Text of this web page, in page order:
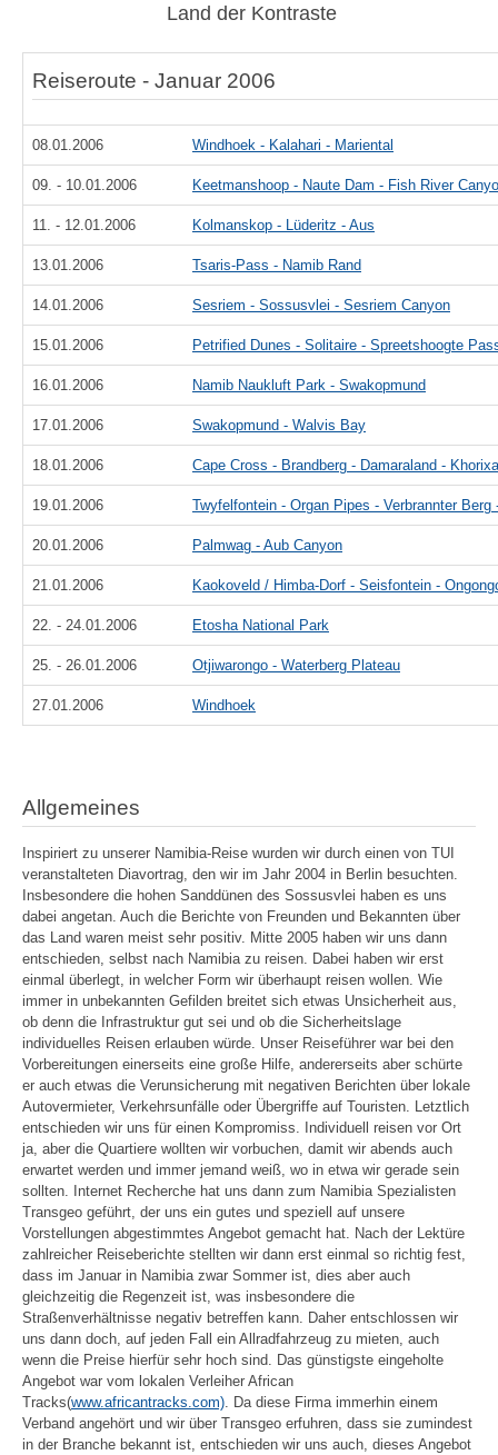
Land der Kontraste
Reiseroute - Januar 2006
08.01.2006 Windhoek - Kalahari - Mariental
09. - 10.01.2006 Keetmanshoop - Naute Dam - Fish River
11. - 12.01.2006 Kolmanskop - Lüderitz - Aus
13.01.2006 Tsaris-Pass - Namib Rand
14.01.2006 Sesriem - Sossusvlei - Sesriem Canyon
15.01.2006 Petrified Dunes - Solitaire - Spreetshoogte
16.01.2006 Namib Naukluft Park - Swakopmund
17.01.2006 Swakopmund - Walvis Bay
18.01.2006 Cape Cross - Brandberg - Damaraland -
19.01.2006 Twyfelfontein - Organ Pipes - Verbrannter
20.01.2006 Palmwag - Aub Canyon
21.01.2006 Kaokoveld / Himba-Dorf - Seisfontein -
22. - 24.01.2006 Etosha National Park
25. - 26.01.2006 Otjiwarongo - Waterberg Plateau
27.01.2006 Windhoek
Allgemeines
Inspiriert zu unserer Namibia-Reise wurden wir durch einen von TUI
veranstalteten Diavortrag, den wir im Jahr 2004 in Berlin besuchten.
Insbesondere die hohen Sanddünen des Sossusvlei haben es uns
dabei angetan. Auch die Berichte von Freunden und Bekannten über
das Land waren meist sehr positiv. Mitte 2005 haben wir uns dann
entschieden, selbst nach Namibia zu reisen. Dabei haben wir erst
einmal überlegt, in welcher Form wir überhaupt reisen wollen. Wie
immer in unbekannten Gefilden breitet sich etwas Unsicherheit aus,
ob denn die Infrastruktur gut sei und ob die Sicherheitslage
individuelles Reisen erlauben würde. Unser Reiseführer war bei den
Vorbereitungen einerseits eine große Hilfe, andererseits aber schürte
er auch etwas die Verunsicherung mit negativen Berichten über lokale
Autovermieter, Verkehrsunfälle oder Übergriffe auf Touristen. Letztlich
entschieden wir uns für einen Kompromiss. Individuell reisen vor Ort
ja, aber die Quartiere wollten wir vorbuchen, damit wir abends auch
erwartet werden und immer jemand weiß, wo in etwa wir gerade sein
sollten. Internet Recherche hat uns dann zum Namibia Spezialisten
Transgeo geführt, der uns ein gutes und speziell auf unsere
Vorstellungen abgestimmtes Angebot gemacht hat. Nach der Lektüre
zahlreicher Reiseberichte stellten wir dann erst einmal so richtig fest,
dass im Januar in Namibia zwar Sommer ist, dies aber auch
gleichzeitig die Regenzeit ist, was insbesondere die
Straßenverhältnisse negativ betreffen kann. Daher entschlossen wir
uns dann doch, auf jeden Fall ein Allradfahrzeug zu mieten, auch
wenn die Preise hierfür sehr hoch sind. Das günstigste eingeholte
Angebot war vom lokalen Verleiher African
Tracks(www.africantracks.com). Da diese Firma immerhin einem
Verband angehört und wir über Transgeo erfuhren, dass sie zumindest
in der Branche bekannt ist, entschieden wir uns auch, dieses Angebot